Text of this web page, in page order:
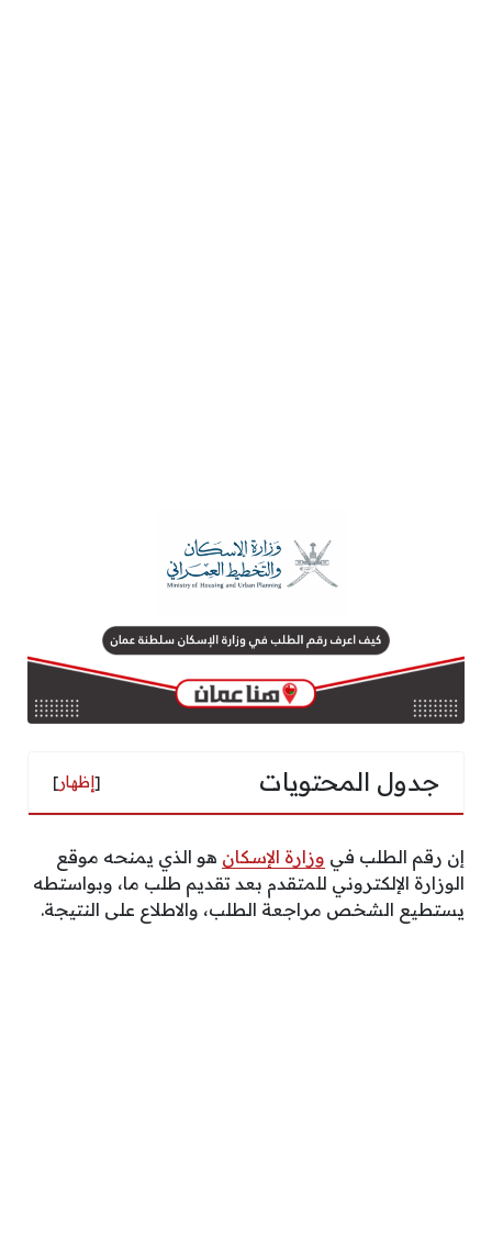
جدول المحتويات [إظهار]
إن رقم الطلب في وزارة الإسكان هو الذي يمنحه موقع
الوزارة الإلكتروني للمتقدم بعد تقديم طلب ما، وبواستطه
يستطيع الشخص مراجعة الطلب، والاطلاع على النتيجة.